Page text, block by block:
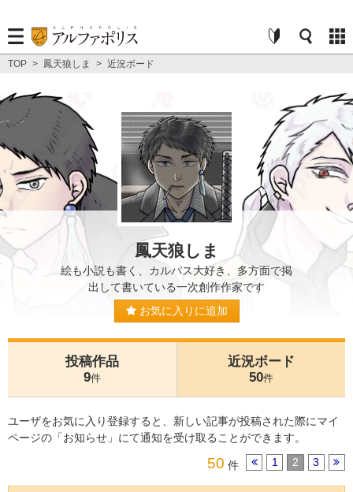
TOP > 鳳天狼しま > 近況ボード
鳳天狼しま
絵も小説も書く、カルパス大好き、多方面で掲
出して書いている一次創作作家です
お気に入りに追加
投稿作品
9件
近況ボード
50件
ユーザをお気に入り登録すると、新しい記事が投稿された際にマイ
ページの「お知らせ」にて通知を受け取ることができます。
50 件 1 2 3